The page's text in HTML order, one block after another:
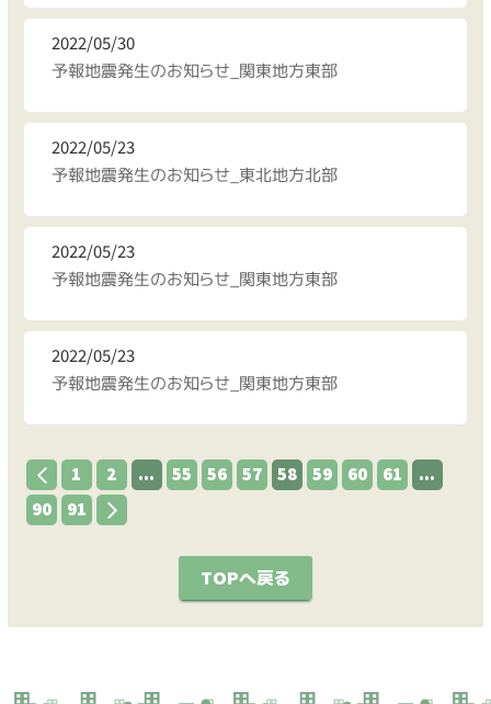
2022/05/30
予報地震発生のお知らせ_関東地方東部
2022/05/23
予報地震発生のお知らせ_東北地方北部
2022/05/23
予報地震発生のお知らせ_関東地方東部
2022/05/23
予報地震発生のお知らせ_関東地方東部
1 2 ... 55 56 57 58 59 60 61
...
90
91
TOPへ戻る